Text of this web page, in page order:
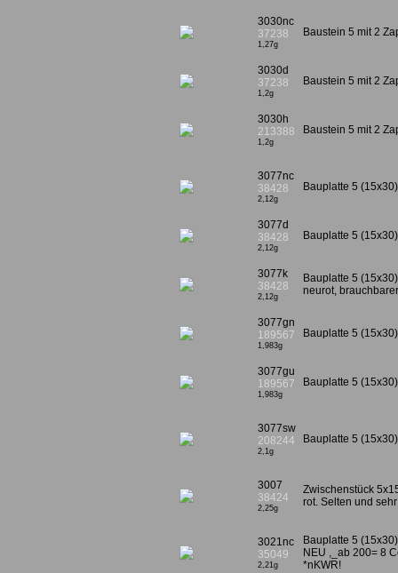
3030nc
37238
1,27g
Baustein 5 mit 2
3030d
37238
1,2g
Baustein 5 mit 2
3030h
213388
1,2g
Baustein 5 mit 2
3077nc
38428
2,12g
Bauplatte 5
3077d
38428
2,12g
Bauplatte 5
3077k
38428
2,12g
Bauplatte 5
neurot,
3077gn
189567
1,983g
Bauplatte 5
3077gu
189567
1,983g
Bauplatte 5
3077sw
208244
2,1g
Bauplatte 5
3007
38424
2,25g
Zwischenstück
rot. Selten und
3021nc
35049
2,21g
Bauplatte 5
NEU ,_ab 200= 8
*nKWR!